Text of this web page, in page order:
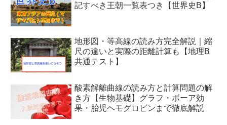
記すべき王朝一覧表つき【世界史B】
地形図・等高線の読み方完全解説｜縮
尺の違いと実際の距離計算も【地理B
共通テスト】
酸素解離曲線の読み方と計算問題の解
き方【生物基礎】グラフ・ボーア効
果・胎児ヘモグロビンまで徹底解説